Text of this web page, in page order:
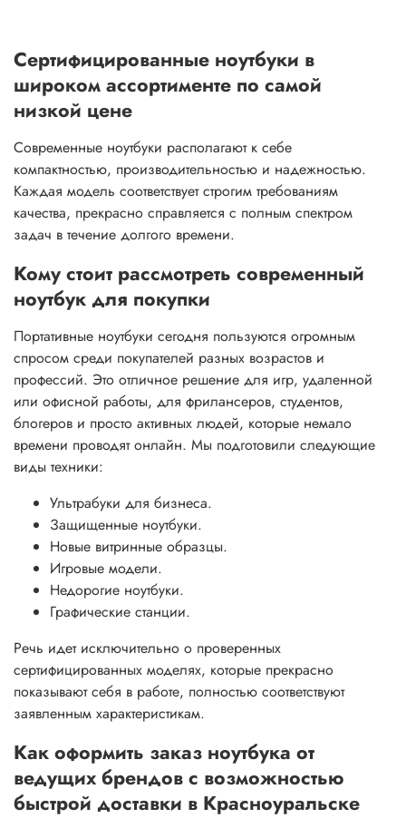
Сертифицированные ноутбуки в
широком ассортименте по самой
низкой цене
Современные ноутбуки располагают к себе
компактностью, производительностью и надежностью.
Каждая модель соответствует строгим требованиям
качества, прекрасно справляется с полным спектром
задач в течение долгого времени.
Кому стоит рассмотреть современный
ноутбук для покупки
Портативные ноутбуки сегодня пользуются огромным
спросом среди покупателей разных возрастов и
профессий. Это отличное решение для игр, удаленной
или офисной работы, для фрилансеров, студентов,
блогеров и просто активных людей, которые немало
времени проводят онлайн. Мы подготовили следующие
виды техники:
Ультрабуки для бизнеса.
Защищенные ноутбуки.
Новые витринные образцы.
Игровые модели.
Недорогие ноутбуки.
Графические станции.
Речь идет исключительно о проверенных
сертифицированных моделях, которые прекрасно
показывают себя в работе, полностью соответствуют
заявленным характеристикам.
Как оформить заказ ноутбука от
ведущих брендов с возможностью
быстрой доставки в Красноуральске